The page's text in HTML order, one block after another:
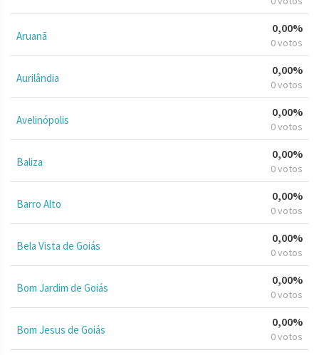
Aruanã
0,00%
0 votos
Aurilândia
0,00%
0 votos
Avelinópolis
0,00%
0 votos
Baliza
0,00%
0 votos
Barro Alto
0,00%
0 votos
Bela Vista de Goiás
0,00%
0 votos
Bom Jardim de Goiás
0,00%
0 votos
Bom Jesus de Goiás
0,00%
0 votos